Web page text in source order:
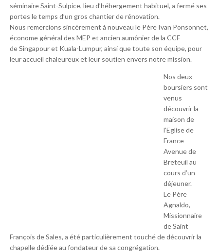
séminaire Saint-Sulpice, lieu d’hébergement habituel, a fermé ses
portes le temps d’un gros chantier de rénovation.
Nous remercions sincèrement à nouveau le Père Ivan Ponsonnet,
économe général des MEP et ancien aumônier de la CCF
de Singapour et Kuala-Lumpur, ainsi que toute son équipe, pour
leur accueil chaleureux et leur soutien envers notre mission.
Nos deux
boursiers sont
venus
découvrir la
maison de
l’Eglise de
France
Avenue de
Breteuil au
cours d’un
déjeuner.
Le Père
Agnaldo,
Missionnaire
de Saint
François de Sales, a été particulièrement touché de découvrir la
chapelle dédiée au fondateur de sa congrégation.